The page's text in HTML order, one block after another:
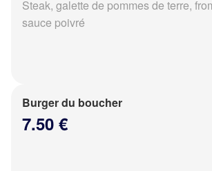
Steak, galette de pommes de terre,
sauce poivré
Burger du boucher
7.50 €